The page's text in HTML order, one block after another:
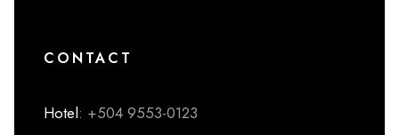
CONTACT
Hotel: +504 9553-0123